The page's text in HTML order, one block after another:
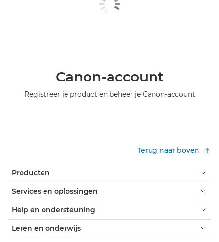
Canon-account
Registreer je product en beheer je Canon-account
Terug naar boven
Producten
Services en oplossingen
Help en ondersteuning
Leren en onderwijs